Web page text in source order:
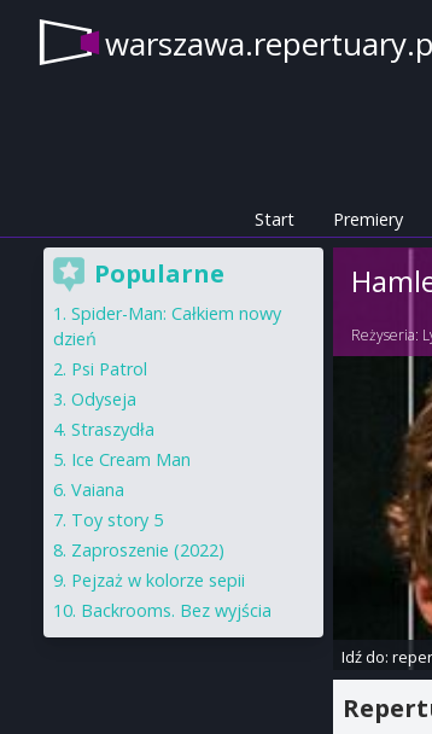
Start Premiery
Reżyseria:
Idź do:
Popularne
Spider-Man: Całkiem nowy
dzień
Psi Patrol
Odyseja
Straszydła
Ice Cream Man
Vaiana
Toy story 5
Zaproszenie (2022)
Pejzaż w kolorze sepii
Backrooms. Bez wyjścia